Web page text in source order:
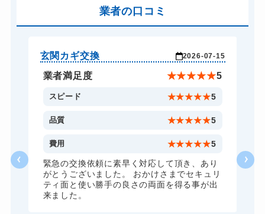
バイクカギ開け
スーツケースカギ開け 8,800円～(税込)
スーツケースカギ作成 8,800円～(税込)
金庫カギ開け 14,300円～(税込)
金庫カギ修理 11,000円～(税込)
11,000円～(税込)
8,800円～(税込)
ドアノブカギ開け 10,780円～(税込)
ドアノブカギ作成
業者の口コミ
玄関カギ交換 2026-07-15
業者満足度 ★★★★★5
スピード ★★★★★5
品質 ★★★★★5
費用 ★★★★★5
緊急の交換依頼に素早く対応して頂き、あり
がとうございました。 おかけさまでセキュリ
ティ面と使い勝手の良さの両面を得る事が出
来ました。